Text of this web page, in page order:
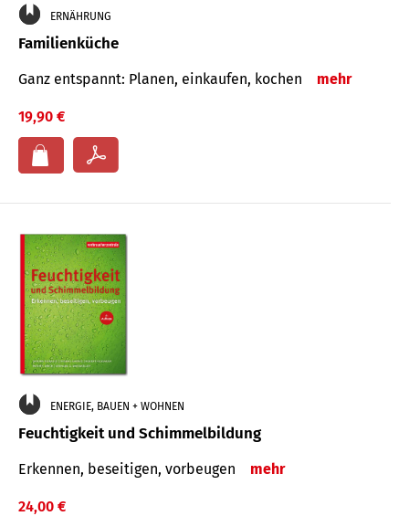
ERNÄHRUNG
Familienküche
Ganz entspannt: Planen, einkaufen, kochen mehr
19,90 €
ENERGIE, BAUEN + WOHNEN
Feuchtigkeit und Schimmelbildung
Erkennen, beseitigen, vorbeugen mehr
24,00 €